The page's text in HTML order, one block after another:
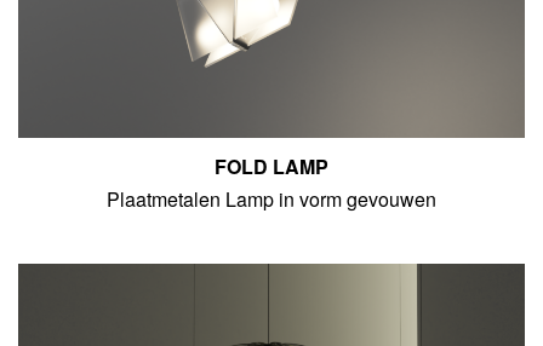
FOLD LAMP
Plaatmetalen Lamp in vorm gevouwen